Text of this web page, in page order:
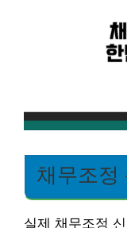
채무조정
실제 채무조정